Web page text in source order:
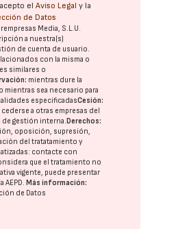
elAviso Legal y la
de Datos
Media, S.L.U.
a nuestra(s)
de cuenta de usuario.
con la misma o
similares o
mientras dure la
mientras sea necesario para
especificadasCesión:
a otras empresas del
de gestión interna. Derechos:
oposición, supresión,
del tratatamiento y
contacte con
que el tratamiento no
vigente, puede presentar
AEPD. Más información:
de Datos